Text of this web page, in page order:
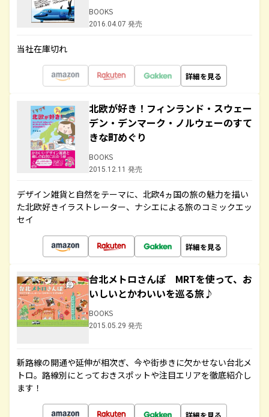
BOOKS
2016.04.07 発売
当社在庫切れ
詳細を見る
北欧が好き！フィンランド・スウェー
デン・デンマーク・ノルウェーのすて
きな町めぐり
BOOKS
2015.12.11 発売
デザイン雑貨と自然をテーマに、北欧4ヵ国の旅の魅力を描い
た北欧好きイラストレーター、ナシエによる旅のコミックエッ
セイ
詳細を見る
台北メトロさんぽ MRTを使って、お
いしいとかわいいを巡る旅♪
BOOKS
2015.05.29 発売
新路線の開通や延伸が相次ぎ、今や街歩きに欠かせない台北メ
トロ。路線別にとっておきスポットや注目エリアを徹底紹介し
ます！
詳細を見る